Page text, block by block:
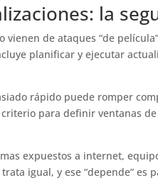
la
de ataques “de
planificar y ejecutar
rápido puede romper
para definir ventanas
expuestos a internet,
igual, y ese “depende” es